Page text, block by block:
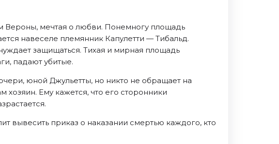
Вероны, мечтая о любви. Понемногу площадь
навеселе племянник Капулетти — Тибальд.
защищаться. Тихая и мирная площадь
падают убитые.
юной Джульетты, но никто не обращает на
Ему кажется, что его сторонники
вывесить приказ о наказании смертью каждого, кто